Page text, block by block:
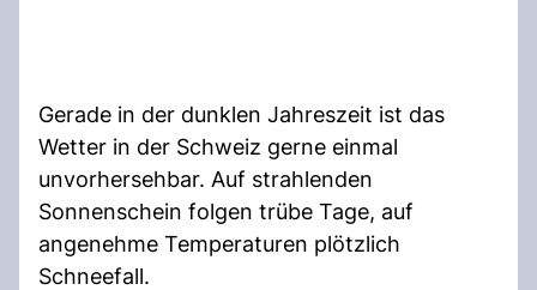
Gerade in der dunklen Jahreszeit ist das
Wetter in der Schweiz gerne einmal
unvorhersehbar. Auf strahlenden
Sonnenschein folgen trübe Tage, auf
angenehme Temperaturen plötzlich
Schneefall.